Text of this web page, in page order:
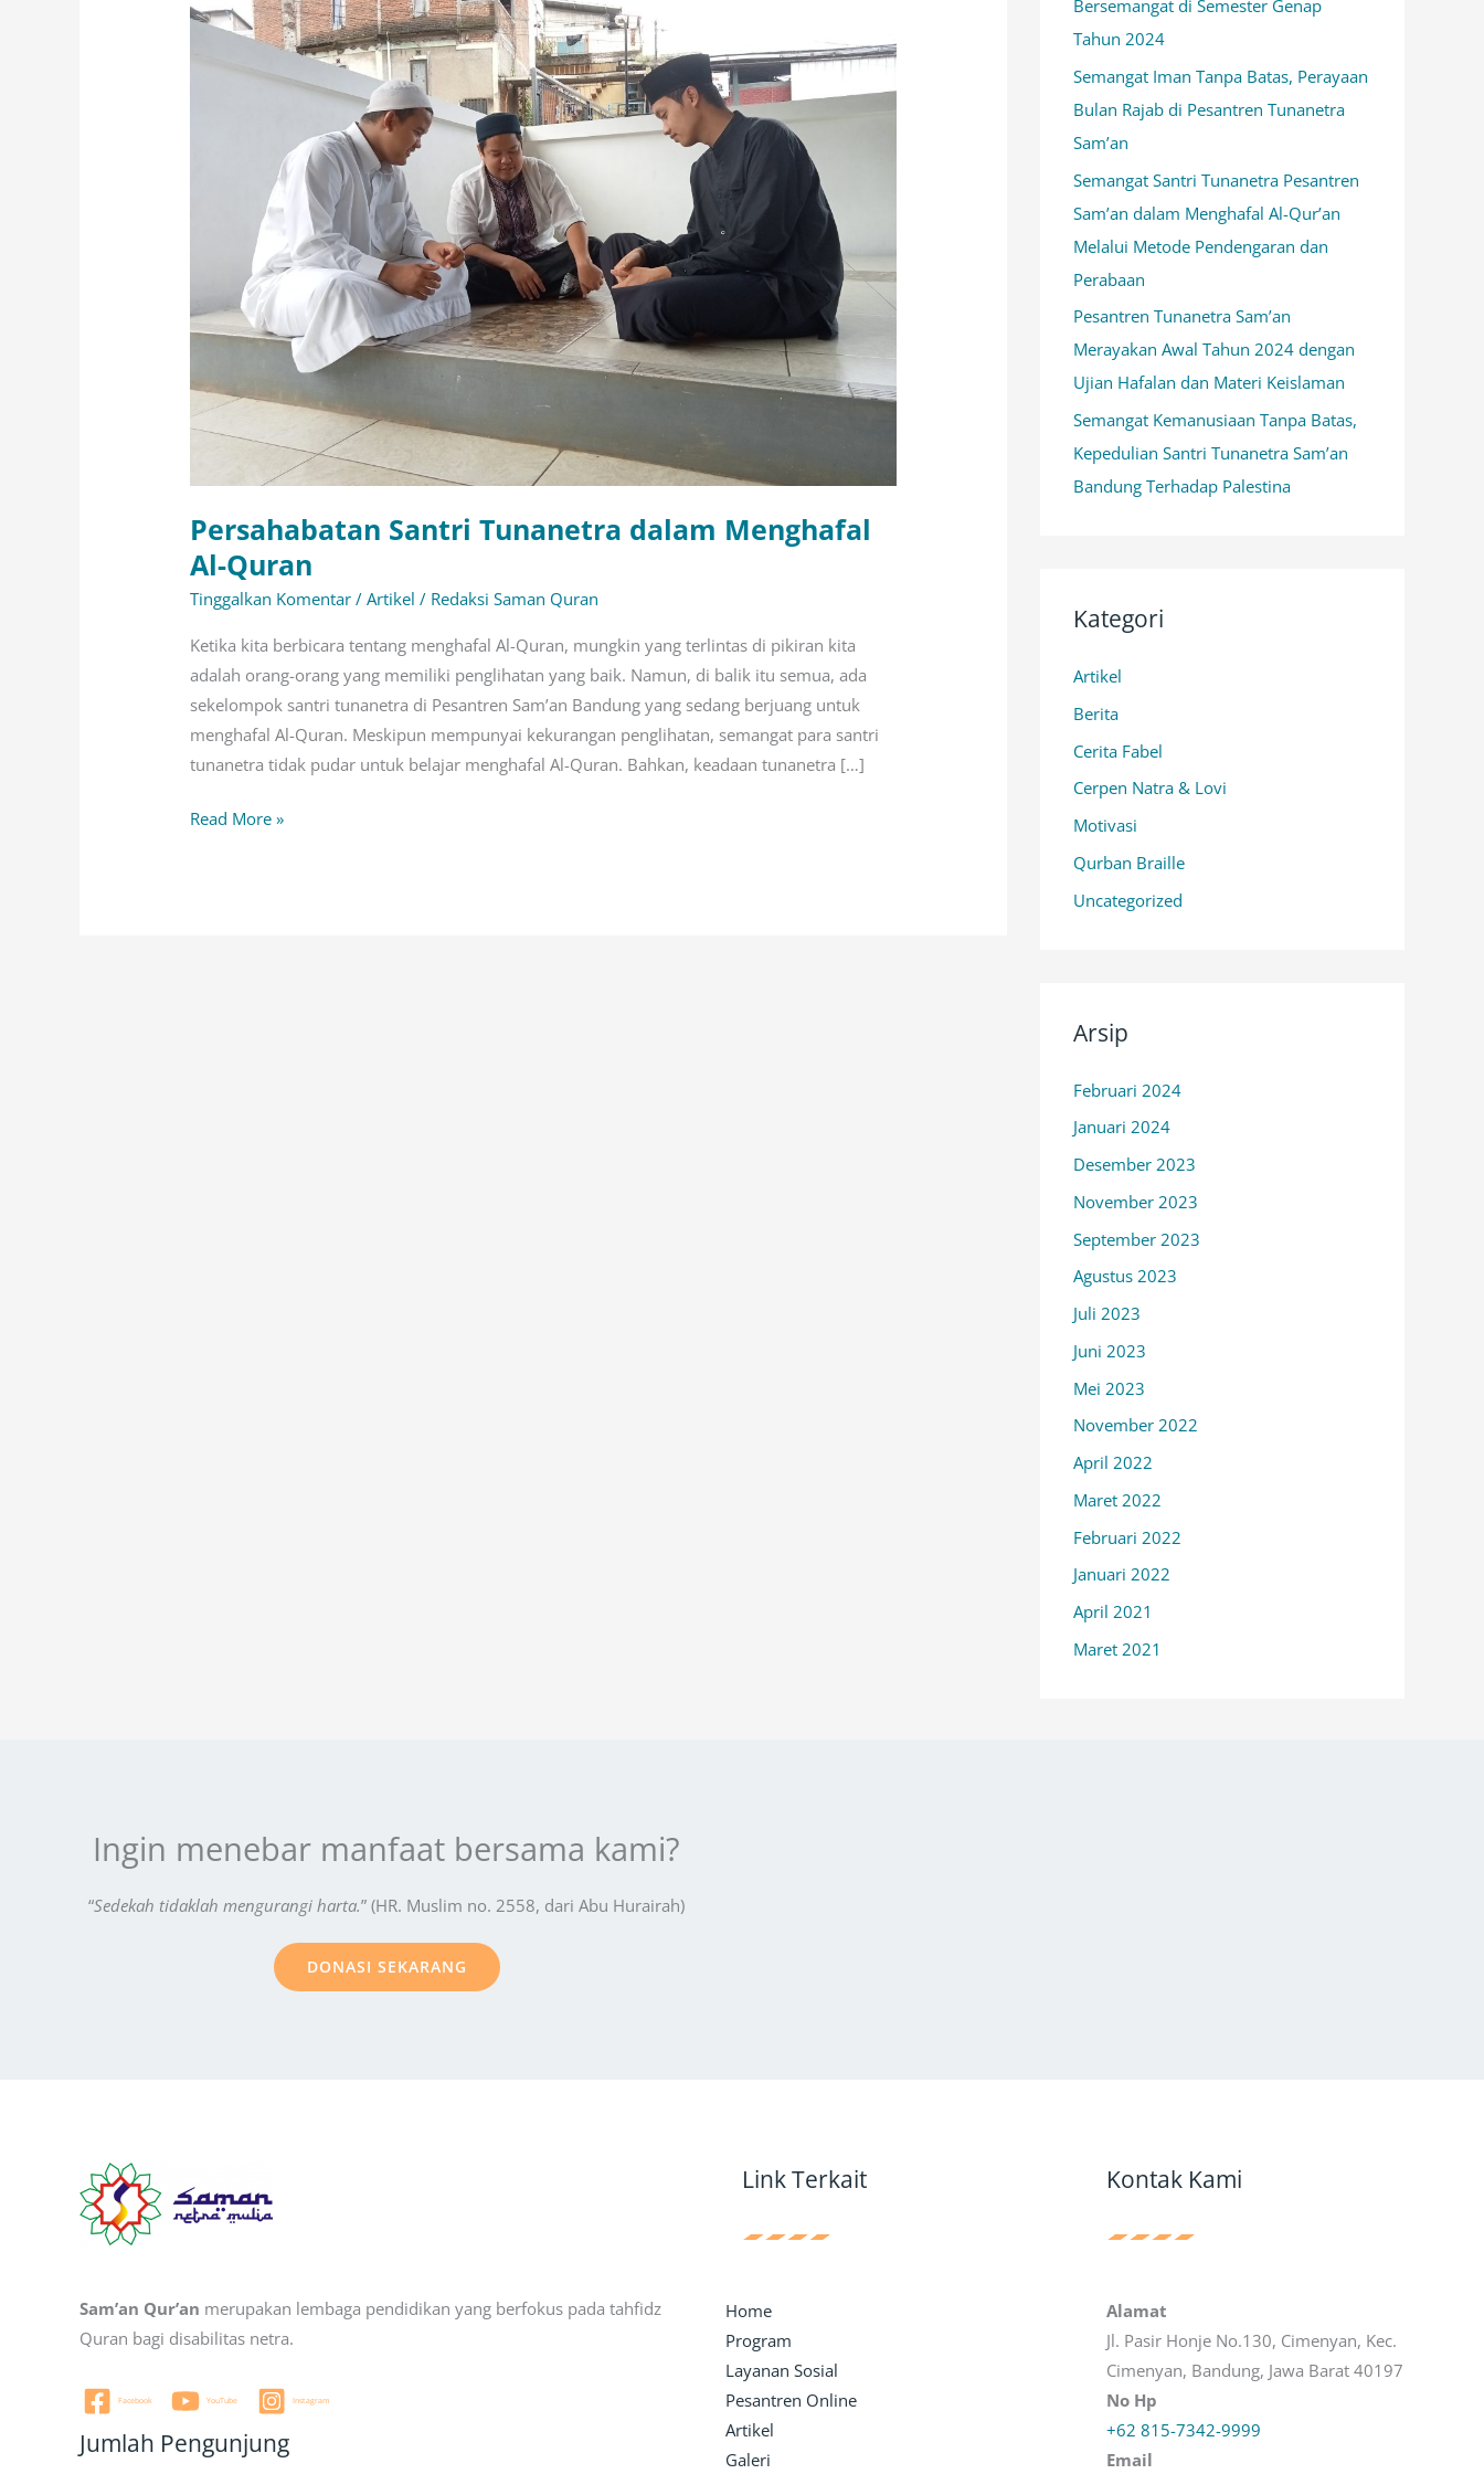
Persahabatan Santri Tunanetra dalam Menghafal
Al-Quran
Tinggalkan Komentar /Artikel / Redaksi Saman Quran
Ketika kita berbicara tentang menghafal Al-Quran, mungkin yang terlintas di pikiran kita
adalah orang-orang yang memiliki penglihatan yang baik. Namun, di balik itu semua, ada
sekelompok santri tunanetra di Pesantren Sam’an Bandung yang sedang berjuang untuk
menghafal Al-Quran. Meskipun mempunyai kekurangan penglihatan, semangat para santri
tunanetra tidak pudar untuk belajar menghafal Al-Quran. Bahkan, keadaan tunanetra […]
Tunanetra
Menghafal
Read More »
k
Bersemangat di Semester Genap
Tahun 2024
Semangat Iman Tanpa Batas, Perayaan
Bulan Rajab di Pesantren Tunanetra
Sam’an
Semangat Santri Tunanetra Pesantren
Sam’an dalam Menghafal Al-Qur’an
Melalui Metode Pendengaran dan
Perabaan
Pesantren Tunanetra Sam’an
Merayakan Awal Tahun 2024 dengan
Ujian Hafalan dan Materi Keislaman
Semangat Kemanusiaan Tanpa Batas,
Kepedulian Santri Tunanetra Sam’an
Bandung Terhadap Palestina
Kategori
Artikel
Berita
Cerita Fabel
Cerpen Natra & Lovi
Motivasi
Qurban Braille
Uncategorized
Arsip
Februari 2024
Januari 2024
Desember 2023
November 2023
September 2023
Agustus 2023
Juli 2023
Juni 2023
Mei 2023
November 2022
April 2022
Maret 2022
Februari 2022
Januari 2022
April 2021
Maret 2021
Ingin menebar manfaat bersama kami?
“Sedekah tidaklah mengurangi harta.” (HR. Muslim no. 2558, dari Abu Hurairah)
DONASI SEKARANG
Sam’an Qur’an merupakan lembaga pendidikan yang berfokus pada tahfidz
Quran bagi disabilitas netra.
Facebook YouTube Instagram
Jumlah Pengunjung
Link Terkait
Home
Program
Layanan Sosial
Pesantren Online
Artikel
Galeri
Kontak Kami
Alamat
Jl. Pasir Honje No.130, Cimenyan, Kec.
Cimenyan, Bandung, Jawa Barat 40197
No Hp
+62 815-7342-9999
Email